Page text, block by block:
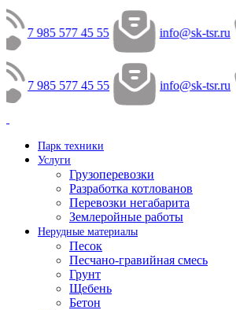
7 985 577 45 55 info@sk-tsr.ru
7 985 577 45 55 info@sk-tsr.ru
Парк техники
Услуги
Грузоперевозки
Разработка котлованов
Перевозки негабарита
Землеройные работы
Нерудные материалы
Песок
Песчано-гравийная смесь
Грунт
Щебень
Бетон